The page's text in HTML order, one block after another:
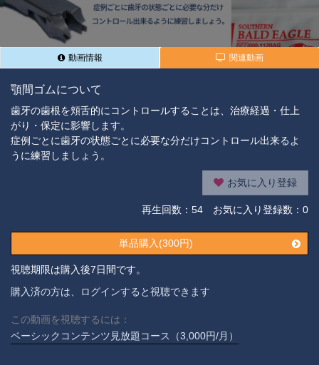
動画情報 関連動画
顎間ゴムについて
歯牙の歯根を頬舌的にコントロールすることは、治療経過・仕上
がり・保定に影響します。
症例ごとに歯牙の状態ごとに必要な分だけコントロール出来るよ
うに練習しましょう。
お気に入り登録
再生回数： 54 お気に入り登録数：0
単品購入(300円)
視聴期限は購入後7日間です。
購入済の方は、ログインすると視聴できます
この動画を視聴するには：
ベーシックコンテンツ見放題コース（3,000円/月）